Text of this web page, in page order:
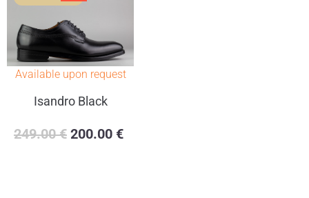
Available upon request
Isandro Black
249.00€ 200.00 €